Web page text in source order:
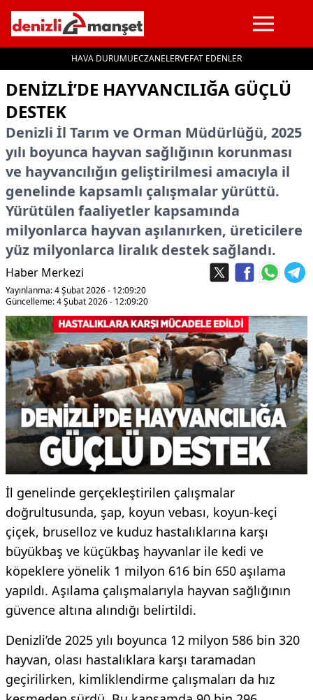
HAVA DURUMUECZANELERVEFAT EDENLER
İçeriğe geç
DENIZLI’DE HAYVANCILIĞA GÜÇLÜ
DESTEK
Denizli İl Tarım ve Orman Müdürlüğü, 2025
yılı boyunca hayvan sağlığının korunması
ve hayvancılığın geliştirilmesi amacıyla il
genelinde kapsamlı çalışmalar yürüttü.
Yürütülen faaliyetler kapsamında
milyonlarca hayvan aşılanırken, üreticilere
yüz milyonlarca liralık destek sağlandı.
Haber Merkezi
Yayınlanma: 4 Şubat 2026 - 12:09:20
Güncelleme: 4 Şubat 2026 - 12:09:20
İl genelinde gerçekleştirilen çalışmalar
doğrultusunda, şap, koyun vebası, koyun-keçi
çiçek, bruselloz ve kuduz hastalıklarına karşı
büyükbaş ve küçükbaş hayvanlar ile kedi ve
köpeklere yönelik 1 milyon 616 bin 650 aşılama
yapıldı. Aşılama çalışmalarıyla hayvan sağlığının
güvence altına alındığı belirtildi.
Denizli’de 2025 yılı boyunca 12 milyon 586 bin 320
hayvan, olası hastalıklara karşı taramadan
geçirilirken, kimliklendirme çalışmaları da hız